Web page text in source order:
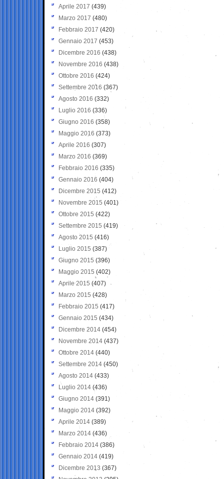
Aprile 2017 (439)
Marzo 2017 (480)
Febbraio 2017 (420)
Gennaio 2017 (453)
Dicembre 2016 (438)
Novembre 2016 (438)
Ottobre 2016 (424)
Settembre 2016 (367)
Agosto 2016 (332)
Luglio 2016 (336)
Giugno 2016 (358)
Maggio 2016 (373)
Aprile 2016 (307)
Marzo 2016 (369)
Febbraio 2016 (335)
Gennaio 2016 (404)
Dicembre 2015 (412)
Novembre 2015 (401)
Ottobre 2015 (422)
Settembre 2015 (419)
Agosto 2015 (416)
Luglio 2015 (387)
Giugno 2015 (396)
Maggio 2015 (402)
Aprile 2015 (407)
Marzo 2015 (428)
Febbraio 2015 (417)
Gennaio 2015 (434)
Dicembre 2014 (454)
Novembre 2014 (437)
Ottobre 2014 (440)
Settembre 2014 (450)
Agosto 2014 (433)
Luglio 2014 (436)
Giugno 2014 (391)
Maggio 2014 (392)
Aprile 2014 (389)
Marzo 2014 (436)
Febbraio 2014 (386)
Gennaio 2014 (419)
Dicembre 2013 (367)